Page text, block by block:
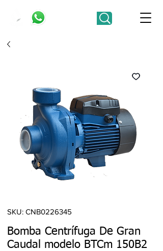
SKU: CNB0226345
Bomba Centrífuga De Gran
Caudal modelo BTCm 150B2